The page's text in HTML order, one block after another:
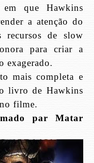
que Hawkins
a atenção do
recursos de slow
para criar a
exagerado.
mais completa e
livro de Hawkins
filme.
par Matar